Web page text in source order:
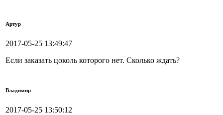
Артур
2017-05-25 13:49:47
Если заказать цоколь которого нет. Сколько ждать?
Владимир
2017-05-25 13:50:12